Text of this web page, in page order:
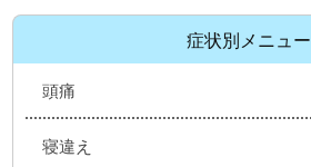
症状別メニュー
頭痛
寝違え